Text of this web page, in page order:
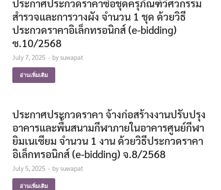
ประกาศประกวดราคาซื้อชุดครุภัณฑ์วิศวกรรม
สำรวจและการวางผัง จำนวน 1 ชุด ด้วยวิธี
ประกวดราคาอิเล็กทรอนิกส์ (e-bidding)
ซ.10/2568
July 7, 2025 - bysuwapat
อ่านเพิ่มเติม
ประกาศประกวดราคา จ้างก่อสร้างงานปรับปรุง
อาคารและพื้นสนามกีฬาภายในอาคารศูนย์กีฬา
ยิมเนเซียม จํานวน 1 งาน ด้วยวิธีประกวดราคา
อิเล็กทรอนิกส์ (e-bidding) จ.8/2568
July 5, 2025 - bysuwapat
อ่านเพิ่มเติม